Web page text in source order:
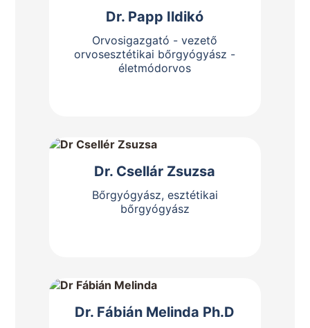
Dr. Papp Ildikó
Orvosigazgató - vezető
orvosesztétikai bőrgyógyász -
életmódorvos
Dr. Csellár Zsuzsa
Bőrgyógyász, esztétikai
bőrgyógyász
Dr. Fábián Melinda Ph.D